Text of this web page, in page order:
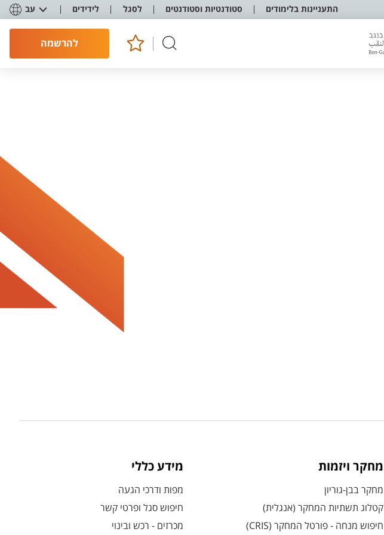
התעניינות בלימודים סטודנטיות וסטודנטים לסגל לידידים עב
להרשמה
מחקר ויזמות
מחקר בבן-גוריון
קטלוג תשתיות המחקר (אנגלית)
חיפוש מנחה - פורטל המחקר (CRIS)
מידע כללי
מפות ודרכי הגעה
חיפוש סגל ופרטי קשר
מכרזים - רכש ובינוי